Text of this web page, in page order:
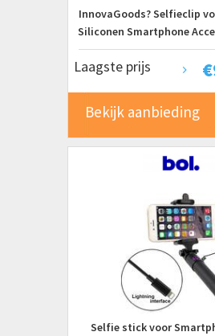
InnovaGoods? Selfieclip
Siliconen Smartphone
Universeel
€
Laagste prijs
Bekijk aanbieding
Selfie stick voor